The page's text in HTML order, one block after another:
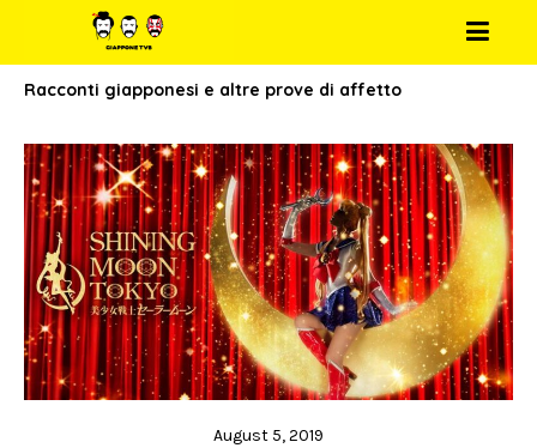
Racconti giapponesi e altre prove di affetto
August 5, 2019